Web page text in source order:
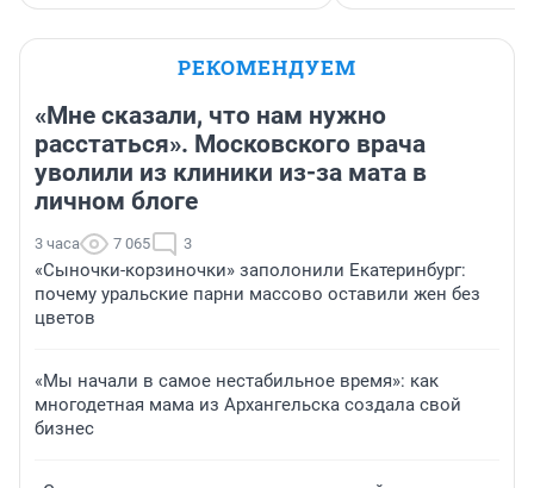
РЕКОМЕНДУЕМ
«Мне сказали, что нам нужно
расстаться». Московского врача
уволили из клиники из-за мата в
личном блоге
3 часа 7 065 3
«Сыночки-корзиночки» заполонили Екатеринбург:
почему уральские парни массово оставили жен без
цветов
«Мы начали в самое нестабильное время»: как
многодетная мама из Архангельска создала свой
бизнес